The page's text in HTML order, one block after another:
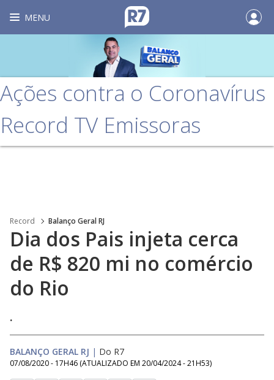
MENU
Ações contra o Coronavírus
Record TV Emissoras
Record Balanço Geral RJ
Dia dos Pais injeta cerca
de R$ 820 mi no comércio
do Rio
.
BALANÇO GERAL RJ | Do R7
07/08/2020 - 17H46 (ATUALIZADO EM 20/04/2024 - 21H53)